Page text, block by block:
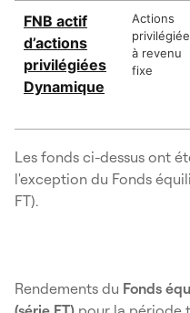
FNB actif
d’actions
privilégiées
Dynamique
Actions
à revenu
fixe
Les fonds ci-dessus ont
l'exception du Fonds
FT).
Rendements du Fonds